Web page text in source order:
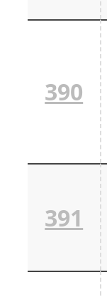
390
391